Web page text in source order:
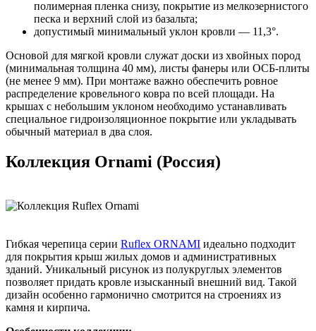
полимерная пленка снизу, покрытие из мелкозернистого
песка и верхний слой из базальта;
допустимый минимальный уклон кровли — 11,3°.
Основой для мягкой кровли служат доски из хвойных пород
(минимальная толщина 40 мм), листы фанеры или ОСБ-плиты
(не менее 9 мм). При монтаже важно обеспечить ровное
распределение кровельного ковра по всей площади. На
крышах с небольшим уклоном необходимо устанавливать
специальное гидроизоляционное покрытие или укладывать
обычный материал в два слоя.
Коллекция Ornami (Россия)
Гибкая черепица серии Ruflex ORNAMI идеально подходит
для покрытия крыш жилых домов и административных
зданий. Уникальный рисунок из полукруглых элементов
позволяет придать кровле изысканный внешний вид. Такой
дизайн особенно гармонично смотрится на строениях из
камня и кирпича.